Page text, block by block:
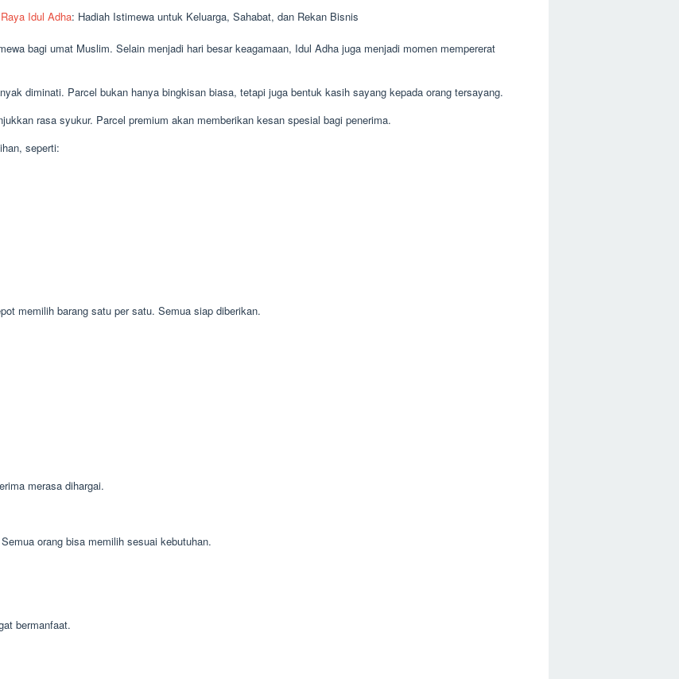
Idul Adha: Hadiah Istimewa untuk Keluarga, Sahabat, dan Rekan Bisnis
bagi umat Muslim. Selain menjadi hari besar keagamaan, Idul Adha juga menjadi momen mempererat
diminati. Parcel bukan hanya bingkisan biasa, tetapi juga bentuk kasih sayang kepada orang tersayang.
rasa syukur. Parcel premium akan memberikan kesan spesial bagi penerima.
seperti:
memilih barang satu per satu. Semua siap diberikan.
merasa dihargai.
orang bisa memilih sesuai kebutuhan.
bermanfaat.